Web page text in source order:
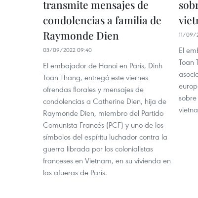
transmite mensajes de
condolencias a familia de
Raymonde Dien
03/09/2022 09:40
El embajador de Hanoi en París, Dinh
Toan Thang, entregó este viernes
ofrendas florales y mensajes de
condolencias a Catherine Dien, hija de
Raymonde Dien, miembro del Partido
Comunista Francés (PCF) y uno de los
símbolos del espíritu luchador contra la
guerra librada por los colonialistas
franceses en Vietnam, en su vivienda en
las afueras de París.
11/09/
El
Toan